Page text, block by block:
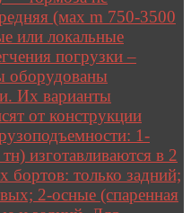
(мах m 750-3500
или локальные
погрузки –
оборудованы
Их варианты
от конструкции
1-
изготавливаются в 2
бортов: только задний;
2-осные (спаренная